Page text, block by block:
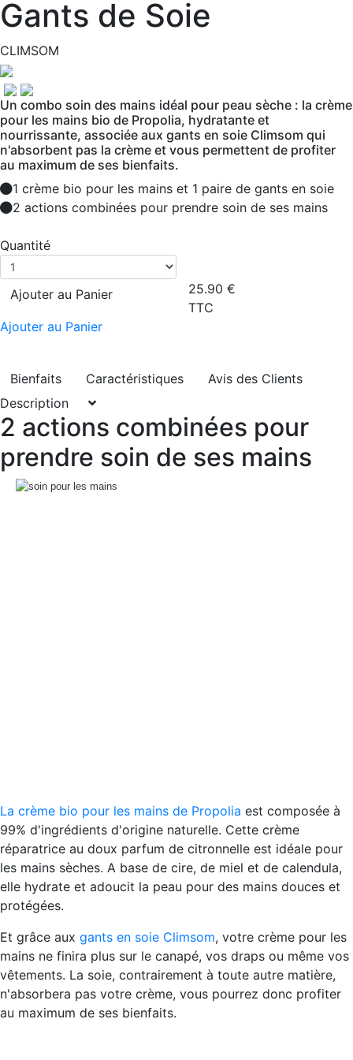
Gants de Soie
CLIMSOM
Un combo soin des mains idéal pour peau sèche : la crème
pour les mains bio de Propolia, hydratante et
nourrissante, associée aux gants en soie Climsom qui
n'absorbent pas la crème et vous permettent de profiter
au maximum de ses bienfaits.
1 crème bio pour les mains et 1 paire de gants en soie
2 actions combinées pour prendre soin de ses mains
Quantité
Ajouter au Panier
Ajouter au Panier
25.90 €
TTC
Bienfaits Caractéristiques
Avis des Clients
Description
2 actions combinées pour
prendre soin de ses mains
La crème bio pour les mains de Propolia est composée à
99% d'ingrédients d'origine naturelle. Cette crème
réparatrice au doux parfum de citronnelle est idéale pour
les mains sèches. A base de cire, de miel et de calendula,
elle hydrate et adoucit la peau pour des mains douces et
protégées.
Et grâce aux gants en soie Climsom, votre crème pour les
mains ne finira plus sur le canapé, vos draps ou même vos
vêtements. La soie, contrairement à toute autre matière,
n'absorbera pas votre crème, vous pourrez donc profiter
au maximum de ses bienfaits.